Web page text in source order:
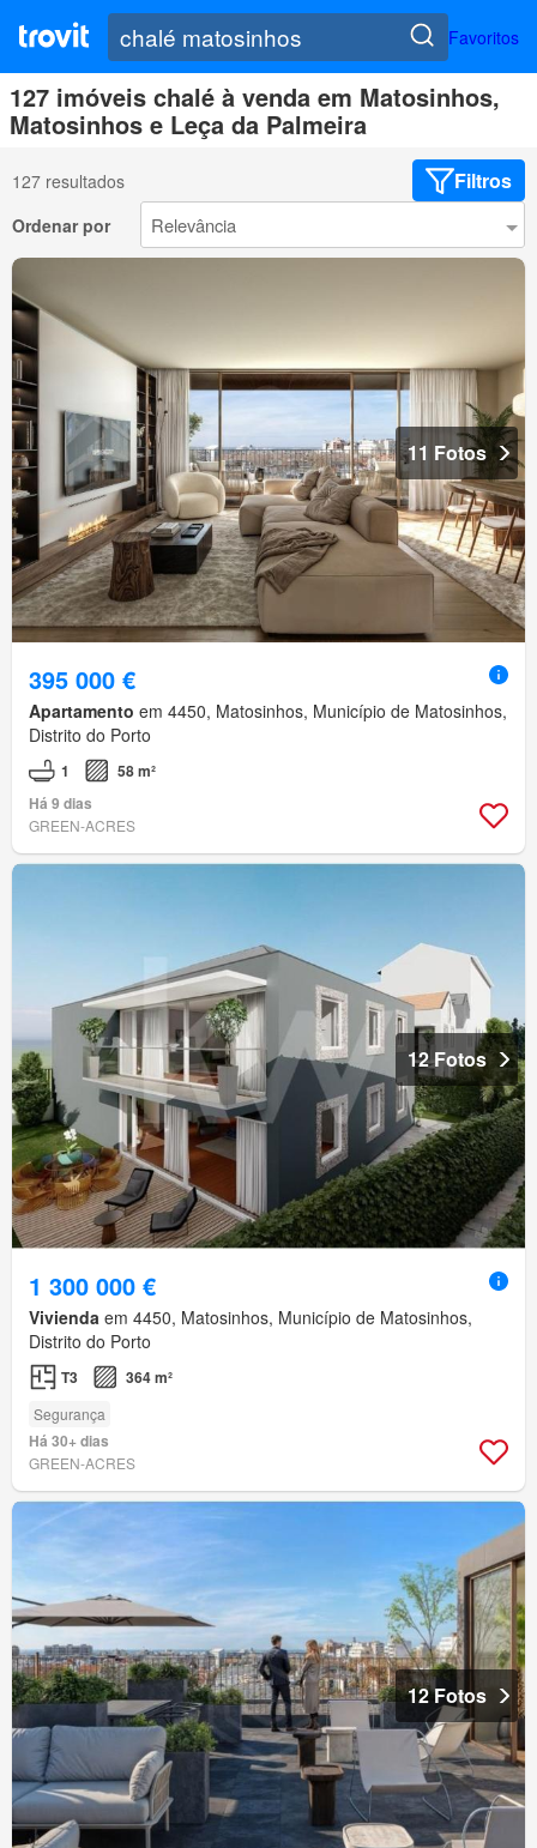
Favoritos
127 imóveis chalé à venda em Matosinhos,
Matosinhos e Leça da Palmeira
127 resultados Filtros
Ordenar por
11 Fotos
395 000 €
Apartamento em 4450, Matosinhos, Município de Matosinhos,
Distrito do Porto
1
58 m²
Há 9 dias
GREEN-ACRES
12 Fotos
1 300 000 €
Vivienda em 4450, Matosinhos, Município de Matosinhos,
Distrito do Porto
T3 364 m²
Segurança
Há 30+ dias
GREEN-ACRES
12 Fotos